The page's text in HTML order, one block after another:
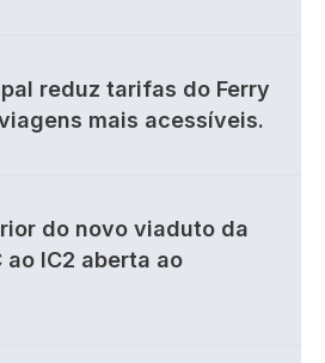
reduz tarifas do Ferry
mais acessíveis.
do novo viaduto da
ao IC2 aberta ao